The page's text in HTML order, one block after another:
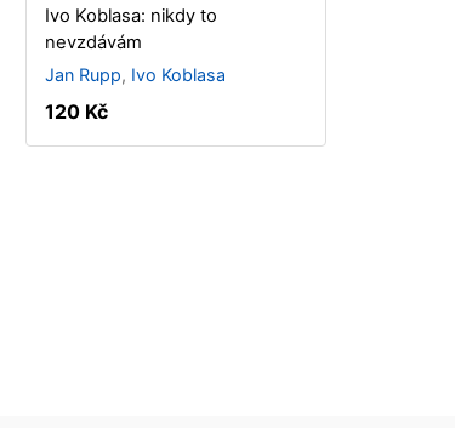
Ivo Koblasa: nikdy to
nevzdávám
Jan Rupp, Ivo Koblasa
120 Kč